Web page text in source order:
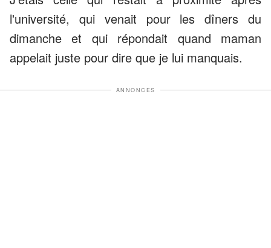
l'université, qui venait pour les dîners du
dimanche et qui répondait quand maman
appelait juste pour dire que je lui manquais.
ANNONCES